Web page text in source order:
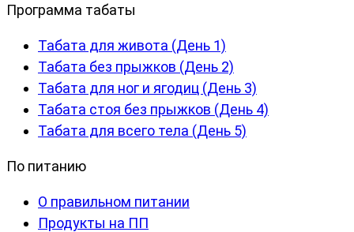
Программа табаты
Табата для живота (День 1)
Табата без прыжков (День 2)
Табата для ног и ягодиц (День 3)
Табата стоя без прыжков (День 4)
Табата для всего тела (День 5)
По питанию
О правильном питании
Продукты на ПП